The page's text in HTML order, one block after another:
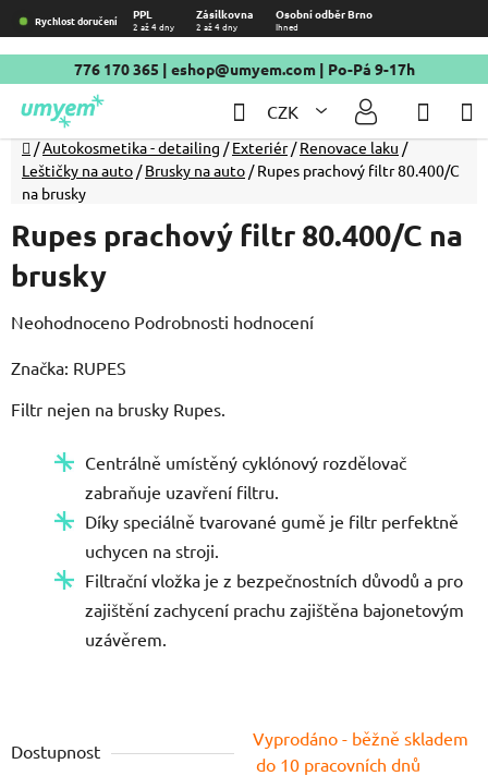
Přejít
na
obsah
Rychlost doručení PPL Zásilkovna Osobní odběr Brno
2 až 4 dny 2 až 4 dny Ihned
776 170 365 | eshop@umyem.com| Po-Pá 9-17h
CZK
Hledat
Domů
/Autokosmetika - detailing / Exteriér / Renovace laku /
Leštičky na auto / Brusky na auto / Rupes prachový filtr 80.400/C
na brusky
Filtr nejen na brusky Rupes.
Centrálně umístěný cyklónový rozdělovač
zabraňuje uzavření filtru.
Díky speciálně tvarované gumě je filtr perfektně
uchycen na stroji.
Filtrační vložka je z bezpečnostních důvodů a pro
zajištění zachycení prachu zajištěna bajonetovým
uzávěrem.
Dostupnost
Vyprodáno - běžně skladem
do 10 pracovních dnů
Rupes prachový filtr 80.400/C na
brusky
Průměrné
produktu
je
hvězdiček.
Neohodnoceno Podrobnosti hodnocení
Značka: RUPES